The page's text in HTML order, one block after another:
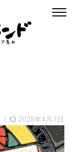
/ 2025年4月7日